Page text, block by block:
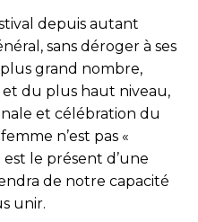
depuis autant
sans déroger à ses
grand nombre,
du plus haut niveau,
et célébration du
n’est pas «
est le présent d’une
de notre capacité
unir.